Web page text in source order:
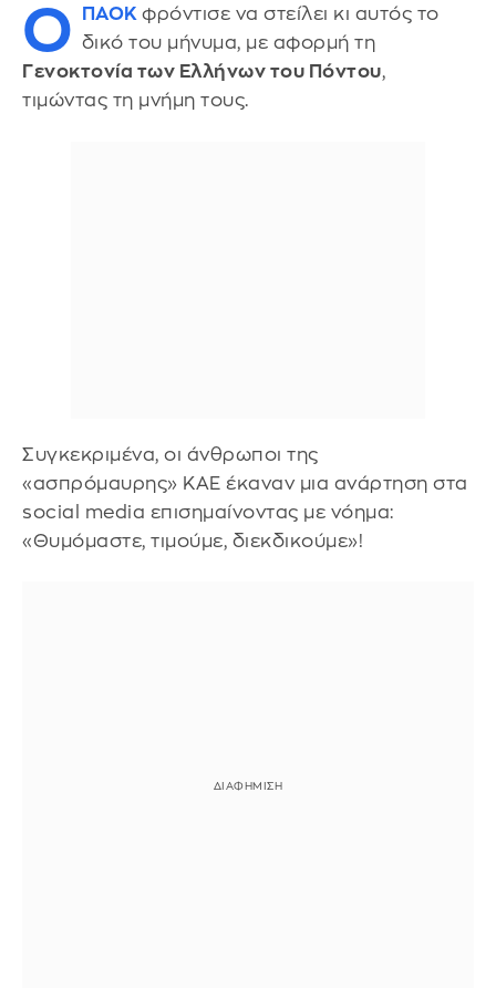
Ο ΠΑΟΚ φρόντισε να στείλει κι αυτός το
δικό του μήνυμα, με αφορμή τη
Γενοκτονία των Ελλήνων του Πόντου,
τιμώντας τη μνήμη τους.
Συγκεκριμένα, οι άνθρωποι της
«ασπρόμαυρης» ΚΑΕ έκαναν μια ανάρτηση στα
social media επισημαίνοντας με νόημα:
«Θυμόμαστε, τιμούμε, διεκδικούμε»!